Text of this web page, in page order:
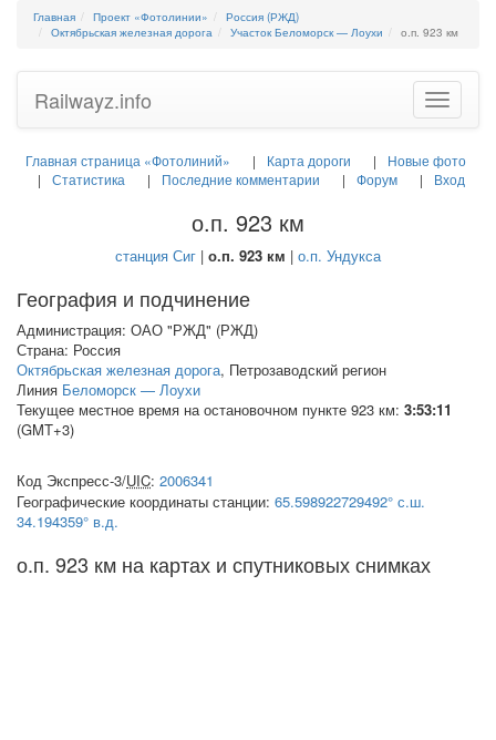
Главная Проект «Фотолинии»
Россия (РЖД)
Октябрьская железная дорога
Участок Беломорск — Лоухи о.п. 923 км
Toggle
Railwayz.info
Главная страница «Фотолиний» Карта дороги
Новые фото
Статистика
Последние комментарии Форум Вход
о.п. 923 км
станция Сиг | о.п. 923 км | о.п. Ундукса
География и подчинение
Администрация: ОАО "РЖД" (РЖД)
Страна: Россия
Октябрьская железная дорога, Петрозаводский регион
Линия Беломорск — Лоухи
Текущее местное время на остановочном пункте 923 км: 3:53:11
(GMT+3)
Код Экспресс-3/UIC: 2006341
Географические координаты станции: 65.598922729492° с.ш.
34.194359° в.д.
о.п. 923 км на картах и спутниковых снимках